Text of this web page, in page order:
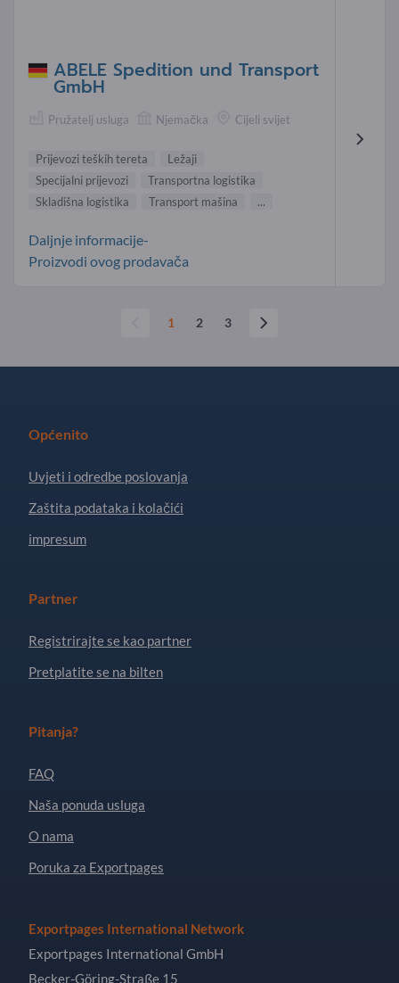
ABELE Spedition und Transport
GmbH
Pružatelj usluga Njemačka Cijeli svijet
Prijevozi teških tereta
Ležaji
Specijalni prijevozi
Transportna logistika
Skladišna logistika
Transport mašina ...
Daljnje informacije-
Proizvodi ovog prodavača
1 2 3
Općenito
Uvjeti i odredbe poslovanja
Zaštita podataka i kolačići
impresum
Partner
Registrirajte se kao partner
Pretplatite se na bilten
Pitanja?
FAQ
Naša ponuda usluga
O nama
Poruka za Exportpages
Exportpages International Network
Exportpages International GmbH
Becker-Göring-Straße 15